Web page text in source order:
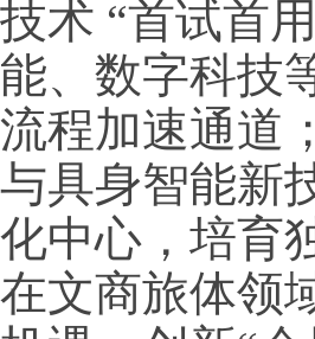
技术 “首试首
能、数字科技
流程加速通道
与具身智能新
化中心，培育
在文商旅体领